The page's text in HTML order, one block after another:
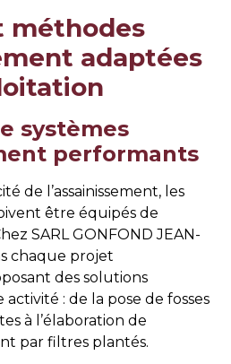
méthodes
adaptées
systèmes
performants
de l’assainissement, les
être équipés de
SARL GONFOND JEAN-
chaque projet
des solutions
: de la pose de fosses
à l’élaboration de
par filtres plantés.